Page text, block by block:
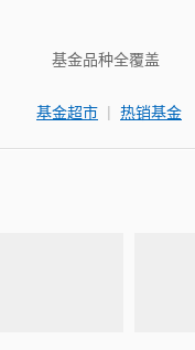
基金品种全覆盖
基金超市 | 热销基金